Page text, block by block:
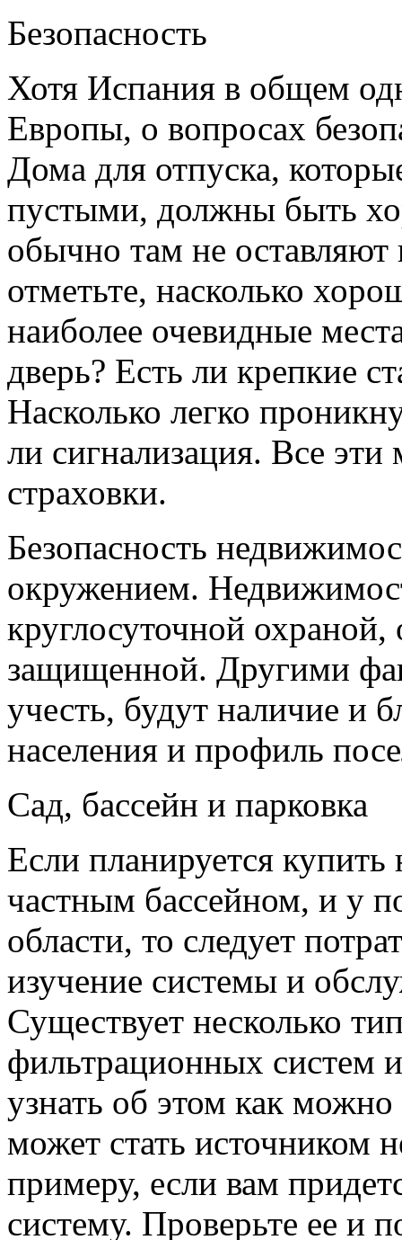
Безопасность
Хотя Испания в общем
Европы, о вопросах
Дома для отпуска,
пустыми, должны быть
обычно там не
отметьте, насколько
наиболее очевидные
дверь? Есть ли крепкие
Насколько легко
ли сигнализация. Все
страховки.
Безопасность
окружением.
круглосуточной охраной,
защищенной. Другими
учесть, будут наличие и
населения и профиль
Сад, бассейн и парковка
Если планируется
частным бассейном, и у
области, то следует
изучение системы и
Существует несколько
фильтрационных систем
узнать об этом как
может стать источником
примеру, если вам
систему. Проверьте ее и